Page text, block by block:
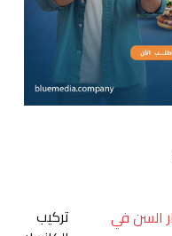
تركيب